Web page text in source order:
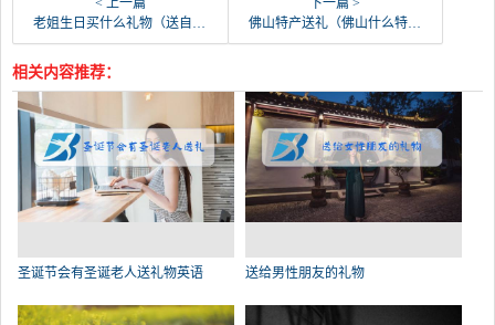
< 上一篇
老姐生日买什么礼物（送自己亲姐姐生日礼物）
下一篇 >
佛山特产送礼（佛山什么特产适合送礼）
相关内容推荐：
圣诞节会有圣诞老人送礼物英语 送给男性朋友的礼物